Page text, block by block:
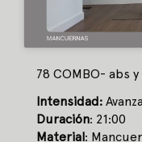
78 COMBO- abs
Intensidad:
Duración: 21:00
Material: